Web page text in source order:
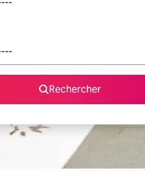
Rechercher